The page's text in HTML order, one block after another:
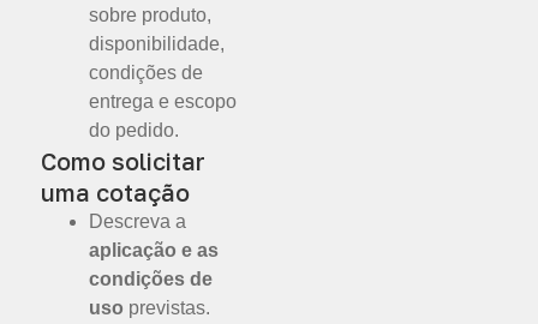
sobre produto,
disponibilidade,
condições de
entrega e escopo
do pedido.
Como solicitar
uma cotação
Descreva a
aplicação e as
condições de
uso previstas.